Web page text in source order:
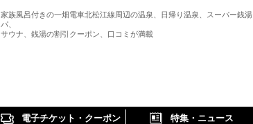
家族風呂付きの一畑電車北松江線周辺の温泉、日帰り温泉、スーパー銭湯
パ、
サウナ、銭湯の割引クーポン、口コミが満載
電子チケット・クーポン 特集・ニュース